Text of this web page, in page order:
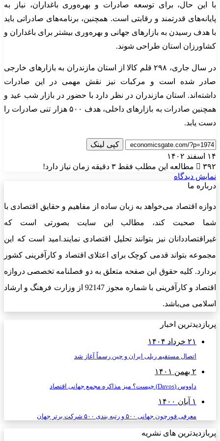
با این حال، برای توسعه صادرات و بهره‌وری باغداران، نیاز به
پایانه‌های قدرتمند و رقابتی است. همچنین، برنامه‌های صادراتی باید
با هدف رسیدن به بازارهای جهانی و بهره‌وری بیشتر برای باغداران و
کشاورزان استان طراحی شوند.
در سال جاری، ۲۹۸ قلم کالا از استان مازندران به بازارهای خارجی
صادر شده است و مرکبات نیز نقش مهمی در این صادرات
داشته‌اند. استان مازندران در نظر دارد با حضور در بازار شب عید و
همچنین صادرات به بازارهای داخلی، هدف ۵۰۰ هزار تنی صادرات را
دست یابد.
کپی لینک
۱۴ اسفند ۱۴۰۲
۳۹۲
مطالعه این مطلب فقط ۳ دقیقه زمان نیاز دارد!
نمایش دیدگاه
درباره ما
دوازه اقتصاد می‌خواهد به زبان ساده از مفاهیم و حقایق اقتصادی با
شما صحبت کند، مطالب این سایت بصورتی است که
غیراقتصاددانان نیز بتوانند تحلیل اقتصادی نمایند.امید است که این
مجموعه بتواند قدمی کوچک برای اعتلای اقتصاد و کارآفرینی کشور
بردارد. کلیه حقوق این صفحه متعلق به دو فصلنامه تخصصی دروازه
اقتصاد و کارآفرینی با شماره مجوز 92147 از وزارت فرهنگ و ارشاد
اسلامی می‌باشد.
پربازدیدترین اخبار
۲۱ خرداد ۱۴۰۴
اتصال مستقیم ریلی ایران و چین رسماً آغاز شد
۲ بهمن ۱۴۰۱
داووس (Davos) چیست؟ میز مذاکره مجمع جهانی اقتصاد
۱ آبان ۱۴۰۰
معرفی فورچون جهانی ۵۰۰ و رتبه بندی ۵۰۰ شرکت برتر جهان
پربازدیدترین های نشریه